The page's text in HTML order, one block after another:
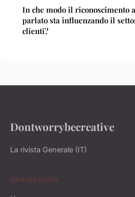
In che modo il riconoscimento
parlato sta influenzando il
clienti?
Dontworrybecreative
La rivista Generale (IT)
NAVIGAZIONE